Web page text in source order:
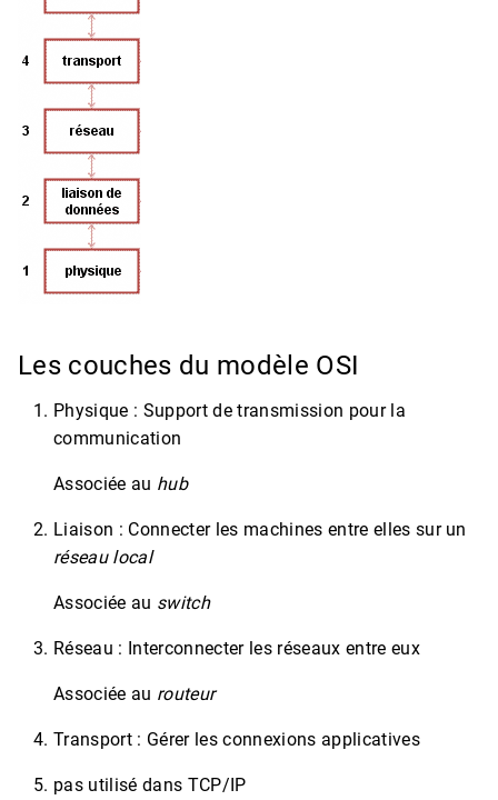
Les couches du modèle OSI
Physique : Support de transmission pour la
communication
Associée au hub
Liaison : Connecter les machines entre elles sur un
réseau local
Associée au switch
Réseau : Interconnecter les réseaux entre eux
Associée au routeur
Transport : Gérer les connexions applicatives
pas utilisé dans TCP/IP